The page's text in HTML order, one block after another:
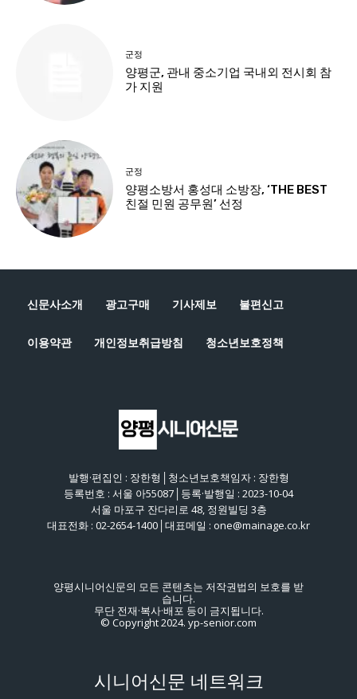
신문사소개 광고구매 기사제보 불편신고
이용약관 개인정보취급방침 청소년보호정책
발행·편집인 : 장한형│청소년보호책임자 : 장한형
등록번호 : 서울 아55087│등록·발행일 : 2023-10-04
서울 마포구 잔다리로 48, 정원빌딩 3층
대표전화 : 02-2654-1400│대표메일 : one@mainage.co.kr
양평시니어신문의 모든 콘텐츠는 저작권법의 보호를 받
습니다.
무단 전재·복사·배포 등이 금지됩니다.
© Copyright 2024. yp-senior.com
시니어신문 네트워크